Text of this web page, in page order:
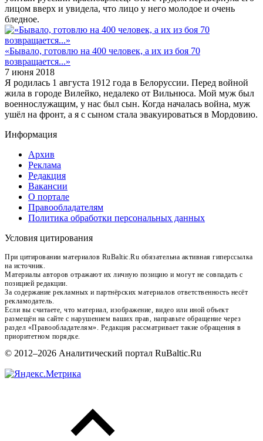
лицом вверх и увидела, что лицо у него молодое и очень
бледное.
«Бывало, готовлю на 400 человек, а их из боя 70
возвращается...»
7 июня 2018
Я родилась 1 августа 1912 года в Белоруссии. Перед войной
жила в городе Вилейко, недалеко от Вильнюса. Мой муж был
военнослужащим, у нас был сын. Когда началась война, муж
ушёл на фронт, а я с сыном стала эвакуироваться в Мордовию.
Информация
Архив
Реклама
Редакция
Вакансии
О портале
Правообладателям
Политика обработки персональных данных
Условия цитирования
При цитировании материалов RuBaltic.Ru обязательна активная гиперссылка
на источник.
Материалы авторов отражают их личную позицию и могут не совпадать с
позицией редакции.
За содержание рекламных и партнёрских материалов ответственность несёт
рекламодатель.
Если вы считаете, что материал, изображение, видео или иной объект
размещён на сайте с нарушением ваших прав, направьте обращение через
раздел «Правообладателям». Редакция рассматривает такие обращения в
приоритетном порядке.
© 2012–2026 Аналитический портал RuBaltic.Ru